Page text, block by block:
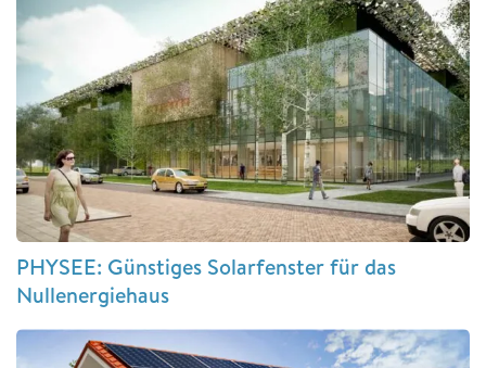
PHYSEE: Günstiges Solarfenster für das
Nullenergiehaus